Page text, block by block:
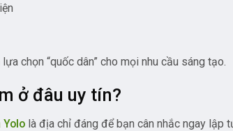
chọn “quốc dân” cho mọi nhu cầu sáng tạo.
ở đâu uy tín?
Yolo là địa chỉ đáng để bạn cân nhắc ngay lập